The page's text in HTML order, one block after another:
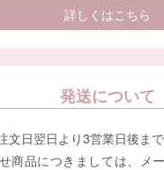
詳しくはこちら
発送について
文日翌日より3営業日後まで
商品につきましては、メ